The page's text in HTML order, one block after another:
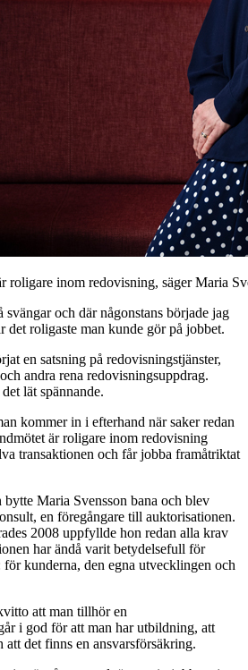
roligare inom redovisning, säger Maria
och där någonstans började jag
det roligaste man kunde gör på jobbet.
en satsning på redovisningstjänster,
andra rena redovisningsuppdrag.
lät spännande.
kommer in i efterhand när saker redan
är roligare inom redovisning
transaktionen och får jobba framåtriktat
Maria Svensson bana och blev
en föregångare till auktorisationen.
2008 uppfyllde hon redan alla krav
har ändå varit betydelsefull för
kunderna, den egna utvecklingen och
att man tillhör en
i god för att man har utbildning, att
det finns en ansvarsförsäkring.